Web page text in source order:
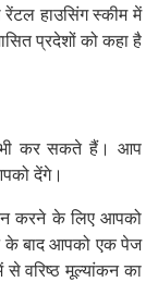
हाउसिंग स्कीम में
प्रदेशों को कहा है
भी कर सकते हैं। आप
देंगे।
करने के लिए आपको
के बाद आपको एक पेज
से वरिष्ठ मूल्यांकन का